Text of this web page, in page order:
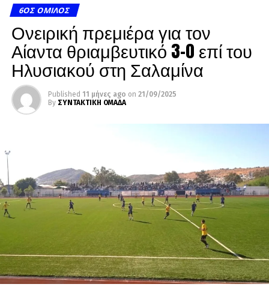
6ΟΣ ΌΜΙΛΟΣ
Ονειρική πρεμιέρα για τον
Αίαντα θριαμβευτικό 3-0 επί του
Ηλυσιακού στη Σαλαμίνα
Published 11 μήνες ago on 21/09/2025
By ΣΥΝΤΑΚΤΙΚΗ ΟΜΑΔΑ